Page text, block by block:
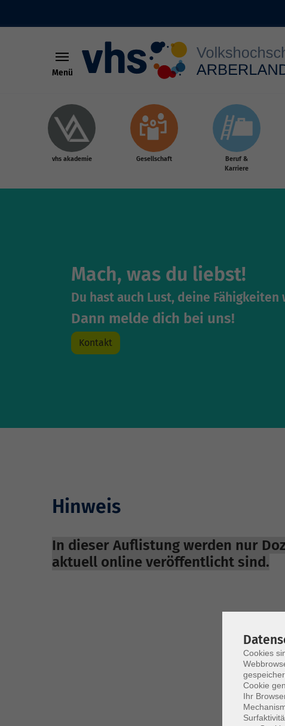
Menü
vhs akademie Gesellschaft
Beruf &
Karriere
Mach, was du liebst!
Du hast auch Lust, deine
Dann melde dich bei uns!
Kontakt
Hinweis
In dieser Auflistung werden nur
aktuell online veröffentlicht sind.
Cookies
Cookie
Ihr